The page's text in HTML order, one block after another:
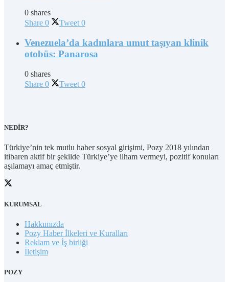
0 shares
Share 0 Tweet 0
Venezuela’da kadınlara umut taşıyan klinik
otobüs: Panarosa
0 shares
Share 0 Tweet 0
NEDİR?
Türkiye’nin tek mutlu haber sosyal girişimi, Pozy 2018 yılından
itibaren aktif bir şekilde Türkiye’ye ilham vermeyi, pozitif konuları
aşılamayı amaç etmiştir.
KURUMSAL
Hakkımızda
Pozy Haber İlkeleri ve Kuralları
Reklam ve İş birliği
İletişim
POZY